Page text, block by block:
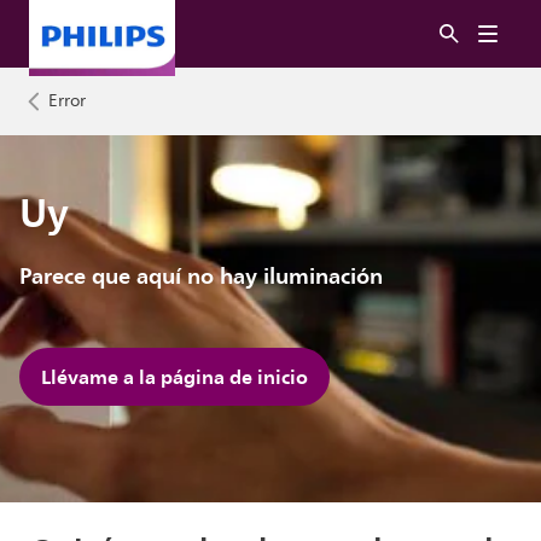
Error
Uy
Parece que aquí no hay iluminación
Llévame a la página de inicio